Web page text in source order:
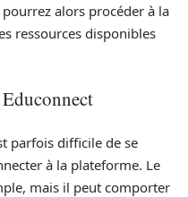
alors procéder à la
ressources disponibles
parfois difficile de se
à la plateforme. Le
mais il peut comporter